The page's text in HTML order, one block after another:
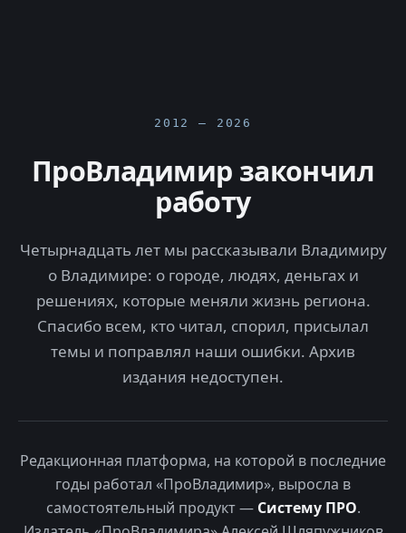
2012 — 2026
ПроВладимир закончил
работу
Четырнадцать лет мы рассказывали Владимиру
о Владимире: о городе, людях, деньгах и
решениях, которые меняли жизнь региона.
Спасибо всем, кто читал, спорил, присылал
темы и поправлял наши ошибки. Архив
издания недоступен.
Редакционная платформа, на которой в последние
годы работал «ПроВладимир», выросла в
самостоятельный продукт — Систему ПРО.